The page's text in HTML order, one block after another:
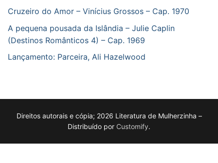
Cruzeiro do Amor – Vinícius Grossos – Cap. 1970
A pequena pousada da Islândia – Julie Caplin
(Destinos Românticos 4) – Cap. 1969
Lançamento: Parceira, Ali Hazelwood
Direitos autorais e cópia; 2026 Literatura de Mulherzinha –
Distribuído por Customify.